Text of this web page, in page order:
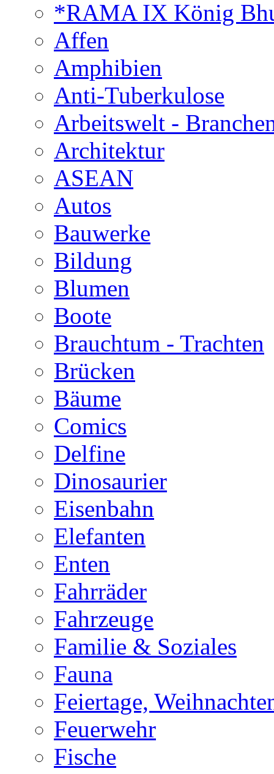
*RAMA IX König
Affen
Amphibien
Anti-Tuberkulose
Arbeitswelt -
Architektur
ASEAN
Autos
Bauwerke
Bildung
Blumen
Boote
Brauchtum - Trachten
Brücken
Bäume
Comics
Delfine
Dinosaurier
Eisenbahn
Elefanten
Enten
Fahrräder
Fahrzeuge
Familie & Soziales
Fauna
Feiertage,
Feuerwehr
Fische